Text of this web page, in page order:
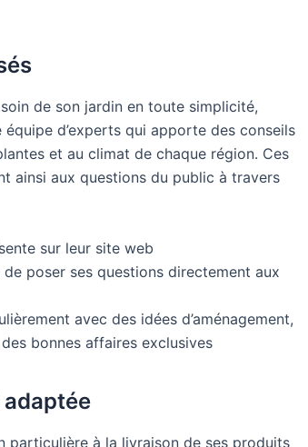
de son jardin en toute simplicité,
d’experts qui apporte des conseils
et au climat de chaque région. Ces
ainsi aux questions du public à travers
sur leur site web
poser ses questions directement aux
avec des idées d’aménagement,
bonnes affaires exclusives
particulière à la livraison de ses produits